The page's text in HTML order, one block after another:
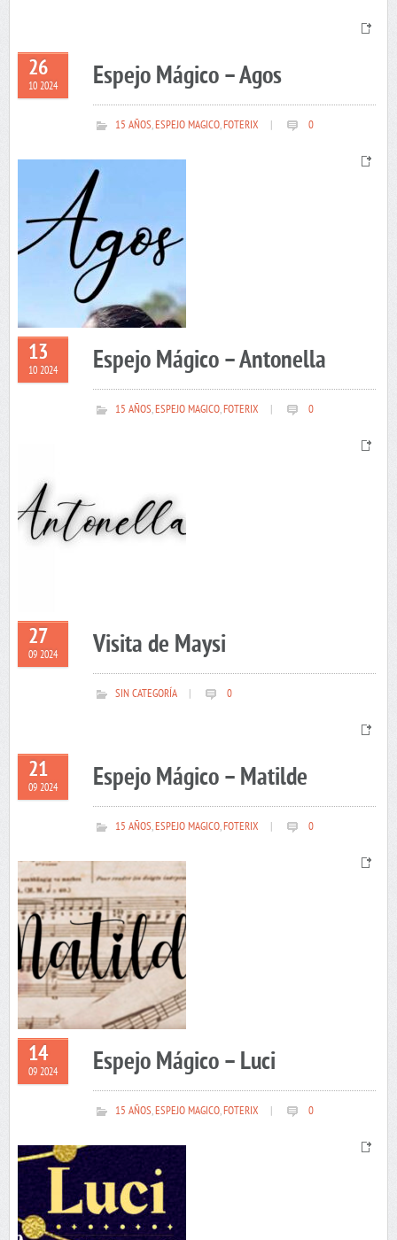
26
10 2024 Espejo Mágico – Agos
15 AÑOS,ESPEJO MAGICO,FOTERIX 0
13
10 2024 Espejo Mágico – Antonella
15 AÑOS,ESPEJO MAGICO,FOTERIX 0
27
09 2024 Visita de Maysi
SIN CATEGORÍA 0
21
09 2024 Espejo Mágico – Matilde
15 AÑOS,ESPEJO MAGICO,FOTERIX 0
14
09 2024 Espejo Mágico – Luci
15 AÑOS,ESPEJO MAGICO,FOTERIX 0